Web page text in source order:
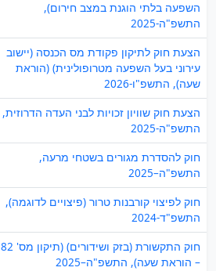
השפעה בלתי הוגנת במצב חירום),
התשפ"ה-2025
הצעת חוק לתיקון פקודת מס הכנסה (יישוב
עירוני בעל השפעה מטרופולינית) (הוראת
שעה), התשפ"ו-2026
הצעת חוק שוויון זכויות לבני העדה הדרוזית,
התשפ"ה-2025
חוק להסדרת מגורים בשטחי מרעה,
התשפ"ה–2025
חוק לפיצוי קורבנות טרור (פיצויים לדוגמה),
התשפ"ד-2024
חוק התקשורת (בזק ושידורים) (תיקון מס' 82
– הוראת שעה), התשפ"ה–2025